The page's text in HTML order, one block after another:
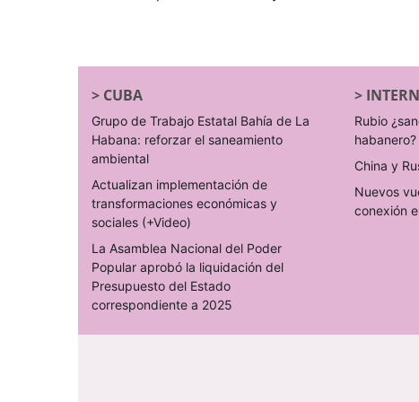
> CUBA
Grupo de Trabajo Estatal Bahía de La
Habana: reforzar el saneamiento
ambiental
Actualizan implementación de
transformaciones económicas y
sociales (+Video)
La Asamblea Nacional del Poder
Popular aprobó la liquidación del
Presupuesto del Estado
correspondiente a 2025
>
Rubio
habanero?
China y
Nuevos
conexión